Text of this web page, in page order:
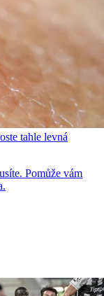
tahle levná
Pomůže vám